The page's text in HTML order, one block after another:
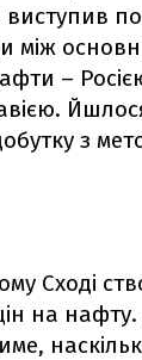
виступив
між
–
з
Сході
на